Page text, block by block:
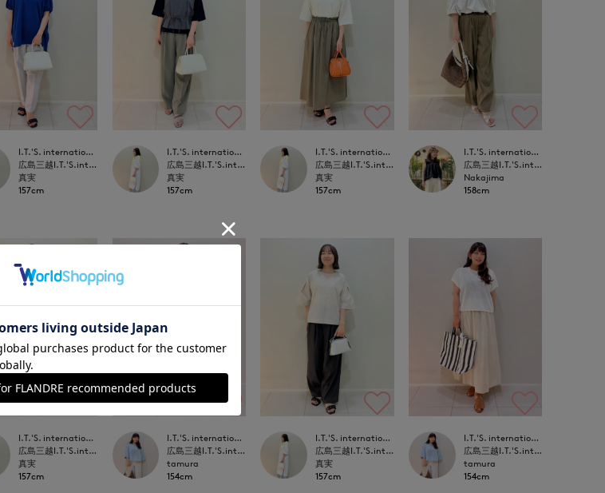
I.T.'S. international
広島三越I.T.'S.international
真実
157cm
I.T.'S. international
広島三越I.T.'S.international
真実
157cm
I.T.'S. international
広島三越I.T.'S.international
真実
157cm
I.T.'S. international
広島三越I.T.'S.international
Nakajima
158cm
I.T.'S. international
広島三越I.T.'S.international
真実
157cm
I.T.'S. international
広島三越I.T.'S.international
tamura
154cm
I.T.'S. international
広島三越I.T.'S.international
真実
157cm
I.T.'S. international
広島三越I.T.'S.international
tamura
154cm